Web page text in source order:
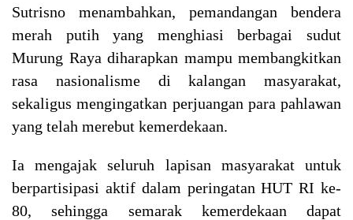
Sutrisno menambahkan, pemandangan bendera
merah putih yang menghiasi berbagai sudut
Murung Raya diharapkan mampu membangkitkan
rasa nasionalisme di kalangan masyarakat,
sekaligus mengingatkan perjuangan para pahlawan
yang telah merebut kemerdekaan.
Ia mengajak seluruh lapisan masyarakat untuk
berpartisipasi aktif dalam peringatan HUT RI ke-
80, sehingga semarak kemerdekaan dapat